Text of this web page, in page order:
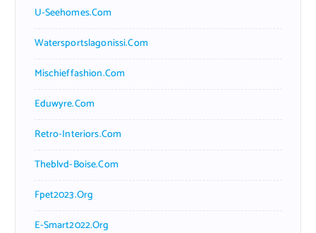
U-Seehomes.com
Watersportslagonissi.com
Mischieffashion.com
Eduwyre.com
Retro-Interiors.com
Theblvd-Boise.com
Fpet2023.org
E-Smart2022.org